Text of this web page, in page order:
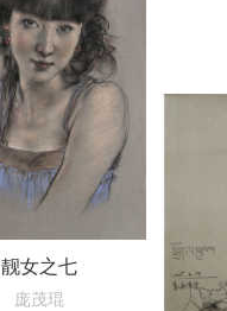
靓女之七
庞茂琨